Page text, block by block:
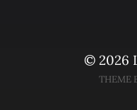
© 2026
THEME